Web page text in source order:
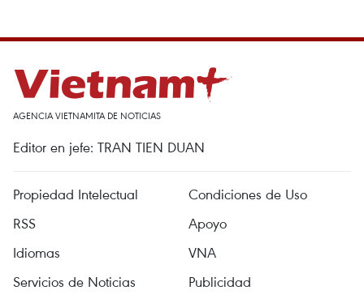
AGENCIA VIETNAMITA DE NOTICIAS
Editor en jefe: TRAN TIEN DUAN
Propiedad Intelectual
Condiciones de Uso
RSS
Apoyo
Idiomas
VNA
Servicios de Noticias
Publicidad